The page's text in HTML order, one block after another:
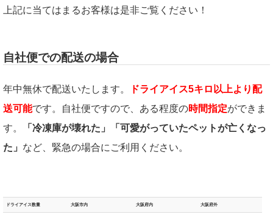
上記に当てはまるお客様は是非ご覧ください！
自社便での配送の場合
年中無休で配送いたします。
ドライアイス5キロ以上より配
送可能です。自社便ですので、ある程度の時間指定ができま
す。
「冷凍庫が壊れた」「可愛がっていたペットが亡くなっ
た」 など、緊急の場合にご利用ください。
ドライアイス数量 大阪市内 大阪府内 大阪府外